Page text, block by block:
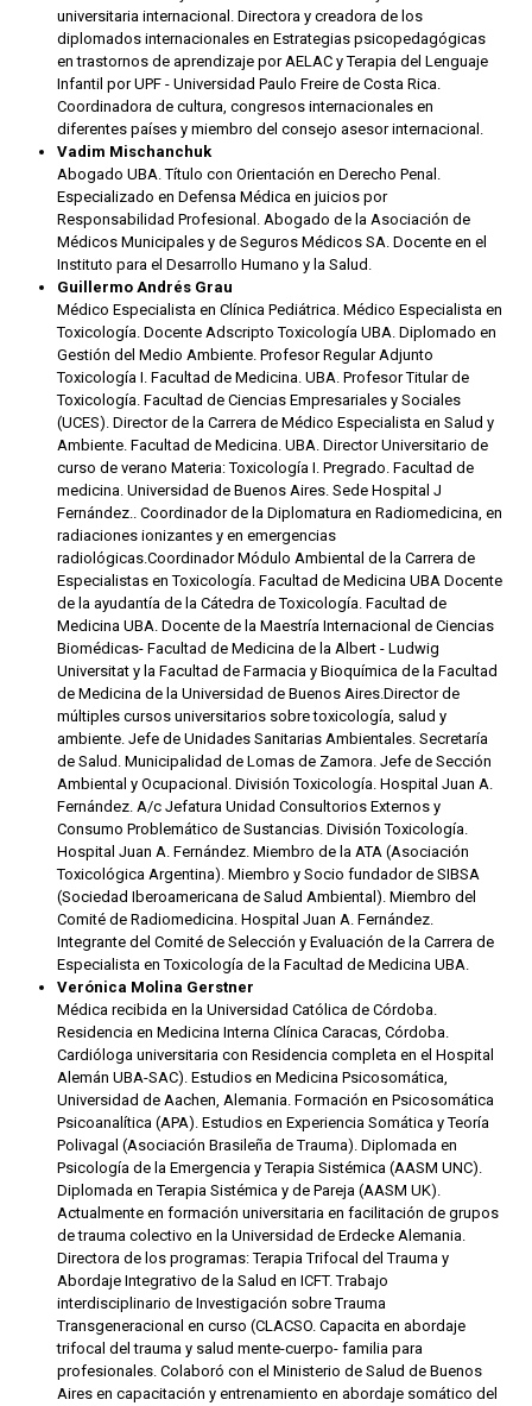
universitaria internacional. Directora y creadora de los
diplomados internacionales en Estrategias psicopedagógicas
en trastornos de aprendizaje por AELAC y Terapia del Lenguaje
Infantil por UPF - Universidad Paulo Freire de Costa Rica.
Coordinadora de cultura, congresos internacionales en
diferentes países y miembro del consejo asesor internacional.
Vadim Mischanchuk
Abogado UBA. Título con Orientación en Derecho Penal.
Especializado en Defensa Médica en juicios por
Responsabilidad Profesional. Abogado de la Asociación de
Médicos Municipales y de Seguros Médicos SA. Docente en el
Instituto para el Desarrollo Humano y la Salud.
Guillermo Andrés Grau
Médico Especialista en Clínica Pediátrica. Médico Especialista en
Toxicología. Docente Adscripto Toxicología UBA. Diplomado en
Gestión del Medio Ambiente. Profesor Regular Adjunto
Toxicología I. Facultad de Medicina. UBA. Profesor Titular de
Toxicología. Facultad de Ciencias Empresariales y Sociales
(UCES). Director de la Carrera de Médico Especialista en Salud y
Ambiente. Facultad de Medicina. UBA. Director Universitario de
curso de verano Materia: Toxicología I. Pregrado. Facultad de
medicina. Universidad de Buenos Aires. Sede Hospital J
Fernández.. Coordinador de la Diplomatura en Radiomedicina, en
radiaciones ionizantes y en emergencias
radiológicas.Coordinador Módulo Ambiental de la Carrera de
Especialistas en Toxicología. Facultad de Medicina UBA Docente
de la ayudantía de la Cátedra de Toxicología. Facultad de
Medicina UBA. Docente de la Maestría Internacional de Ciencias
Biomédicas- Facultad de Medicina de la Albert - Ludwig
Universitat y la Facultad de Farmacia y Bioquímica de la Facultad
de Medicina de la Universidad de Buenos Aires.Director de
múltiples cursos universitarios sobre toxicología, salud y
ambiente. Jefe de Unidades Sanitarias Ambientales. Secretaría
de Salud. Municipalidad de Lomas de Zamora. Jefe de Sección
Ambiental y Ocupacional. División Toxicología. Hospital Juan A.
Fernández. A/c Jefatura Unidad Consultorios Externos y
Consumo Problemático de Sustancias. División Toxicología.
Hospital Juan A. Fernández. Miembro de la ATA (Asociación
Toxicológica Argentina). Miembro y Socio fundador de SIBSA
(Sociedad Iberoamericana de Salud Ambiental). Miembro del
Comité de Radiomedicina. Hospital Juan A. Fernández.
Integrante del Comité de Selección y Evaluación de la Carrera de
Especialista en Toxicología de la Facultad de Medicina UBA.
Verónica Molina Gerstner
Médica recibida en la Universidad Católica de Córdoba.
Residencia en Medicina Interna Clínica Caracas, Córdoba.
Cardióloga universitaria con Residencia completa en el Hospital
Alemán UBA-SAC). Estudios en Medicina Psicosomática,
Universidad de Aachen, Alemania. Formación en Psicosomática
Psicoanalítica (APA). Estudios en Experiencia Somática y Teoría
Polivagal (Asociación Brasileña de Trauma). Diplomada en
Psicología de la Emergencia y Terapia Sistémica (AASM UNC).
Diplomada en Terapia Sistémica y de Pareja (AASM UK).
Actualmente en formación universitaria en facilitación de grupos
de trauma colectivo en la Universidad de Erdecke Alemania.
Directora de los programas: Terapia Trifocal del Trauma y
Abordaje Integrativo de la Salud en ICFT. Trabajo
interdisciplinario de Investigación sobre Trauma
Transgeneracional en curso (CLACSO. Capacita en abordaje
trifocal del trauma y salud mente-cuerpo- familia para
profesionales. Colaboró con el Ministerio de Salud de Buenos
Aires en capacitación y entrenamiento en abordaje somático del